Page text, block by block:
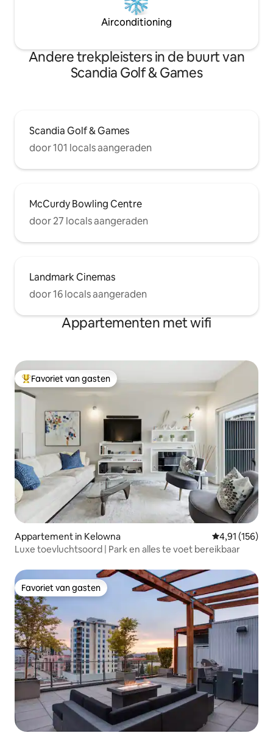
Airconditioning
Andere trekpleisters in de buurt van
Scandia Golf & Games
Scandia Golf & Games
door 101 locals aangeraden
McCurdy Bowling Centre
door 27 locals aangeraden
Landmark Cinemas
door 16 locals aangeraden
Appartementen met wifi
Topfavoriet van gasten
Favoriet van gasten
Appartement in Kelowna Gemiddelde
4,91 (156)
Luxe toevluchtsoord | Park en alles te voet bereikbaar
Favoriet van gasten
Favoriet van gasten